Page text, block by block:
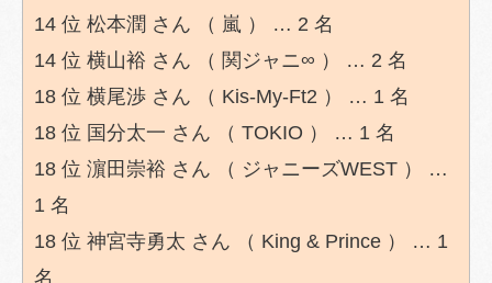
14 位 松本潤 さん （ 嵐 ） … 2 名
14 位 横山裕 さん （ 関ジャニ∞ ） … 2 名
18 位 横尾渉 さん （ Kis-My-Ft2 ） … 1 名
18 位 国分太一 さん （ TOKIO ） … 1 名
18 位 濵田崇裕 さん （ ジャニーズWEST ） …
1 名
18 位 神宮寺勇太 さん （ King & Prince ） … 1
名